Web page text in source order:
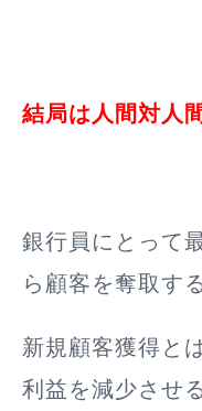
結局は人間対人間
銀行員にとって
ら顧客を奪取す
新規顧客獲得と
利益を減少させ